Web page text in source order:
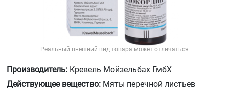
Реальный внешний вид товара может отличаться
Производитель: Кревель Мойзельбах ГмбХ
Действующее вещество: Мяты перечной листьев